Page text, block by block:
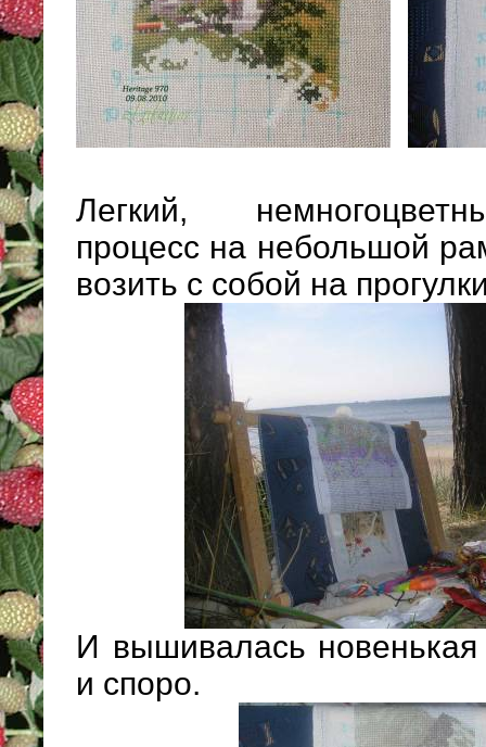
Легкий,
процесс на небольшой
возить с собой на
И вышивалась новенькая
и споро.